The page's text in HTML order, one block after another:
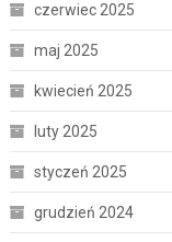
czerwiec 2025
maj 2025
kwiecień 2025
luty 2025
styczeń 2025
grudzień 2024